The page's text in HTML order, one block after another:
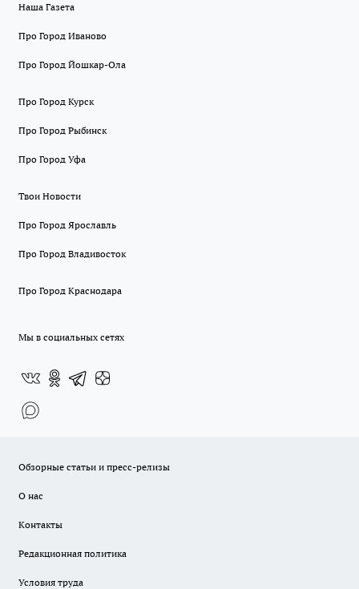
Наша Газета
Про Город Иваново
Про Город Йошкар-Ола
Про Город Курск
Про Город Рыбинск
Про Город Уфа
Твои Новости
Про Город Ярославль
Про Город Владивосток
Про Город Краснодара
Мы в социальных сетях
Обзорные статьи и пресс-релизы
О нас
Контакты
Редакционная политика
Условия труда